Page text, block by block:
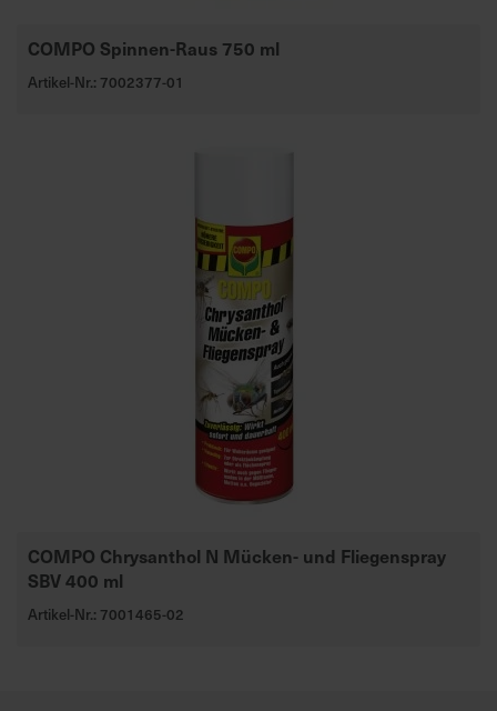
COMPO Spinnen-Raus 750 ml
Artikel-Nr.: 7002377-01
COMPO Chrysanthol N Mücken- und Fliegenspray
SBV 400 ml
Artikel-Nr.: 7001465-02